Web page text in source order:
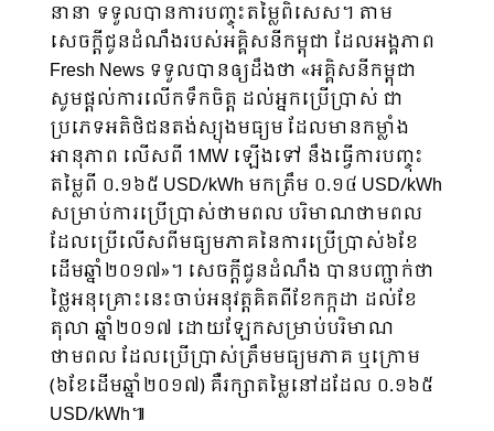
នានា ទទួលបានការបញ្ចុះតម្លៃពិសេស។ តាម
សេចក្ដីជូនដំណឹងរបស់អគ្គិសនីកម្ពុជា ដែលអង្គភាព
Fresh News ទទួលបានឲ្យដឹងថា «អគ្គិសនីកម្ពុជា
សូមផ្ដល់ការលើកទឹកចិត្ត ដល់អ្នកប្រើប្រាស់ ជា
ប្រភេទអតិថិជនតង់​ស្យុងមធ្យម ដែលមានកម្លាំង
អានុភាព លើសពី 1MW ឡើងទៅ នឹងធ្វើការបញ្ចុះ
តម្លៃពី ០.១៦៥ USD/kWh មកត្រឹម ០.១៤ USD/kWh
សម្រាប់ការប្រើប្រាស់ថាមពល បរិមាណថាមពល
ដែលប្រើលើសពីមធ្យមភាគនៃការប្រើប្រាស់៦ខែ
ដើមឆ្នាំ២០១៧»។ សេចក្ដីជូនដំណឹង បានបញ្ជាក់ថា
ថ្លៃអនុគ្រោះនេះចាប់អនុវត្តគិតពីខែកក្កដា ដល់ខែ
តុលា ឆ្នាំ២០១៧ ដោយឡែកសម្រាប់បរិមាណ
ថាមពល ដែលប្រើប្រាស់ត្រឹមមធ្យមភាគ ឬក្រោម
(៦ខែដើមឆ្នាំ២០១៧) គឺរក្សាតម្លៃនៅដដែល ០.១៦៥
USD/kWh៕